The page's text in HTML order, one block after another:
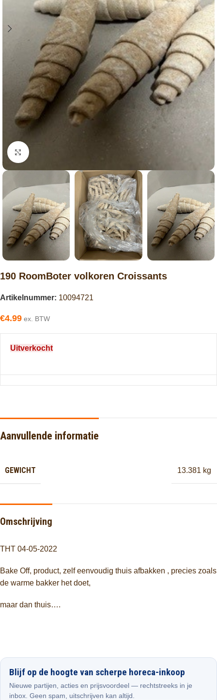
Click to enlarge
190 RoomBoter volkoren Croissants
Artikelnummer: 10094721
€4.99 ex. BTW
Uitverkocht
Aanvullende informatie
GEWICHT 13.381 kg
Omschrijving
THT 04-05-2022
Bake Off, product, zelf eenvoudig thuis afbakken , precies zoals
de warme bakker het doet,
maar dan thuis….
Blijf op de hoogte van scherpe horeca-inkoop
Nieuwe partijen, acties en prijsvoordeel — rechtstreeks in je
inbox. Geen spam, uitschrijven kan altijd.